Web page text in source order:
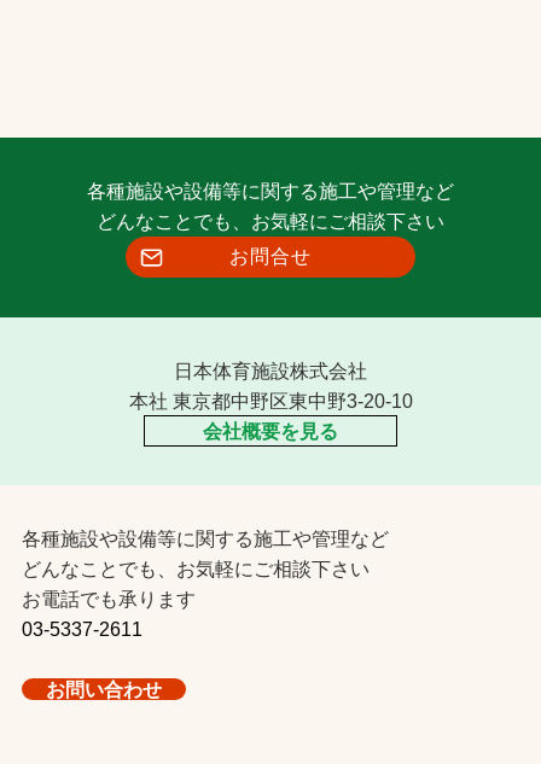
各種施設や設備等に関する施工や管理など
どんなことでも、お気軽にご相談下さい
お問合せ
日本体育施設株式会社
本社 東京都中野区東中野3-20-10
会社概要を見る
各種施設や設備等に関する施工や管理など
どんなことでも、お気軽にご相談下さい
お電話でも承ります
03-5337-2611
お問い合わせ